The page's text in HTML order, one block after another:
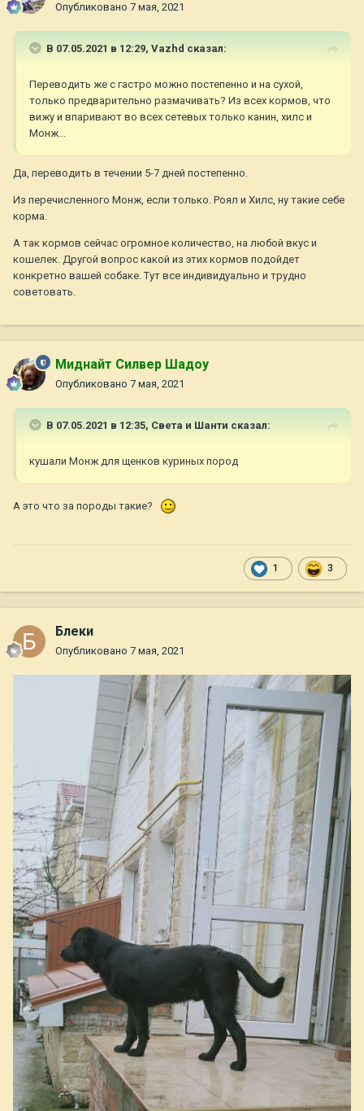
Опубликовано 7 мая, 2021
В 07.05.2021 в 12:29, Vazhd сказал:
Переводить же с гастро можно постепенно и на сухой,
только предварительно размачивать? Из всех кормов, что
вижу и впаривают во всех сетевых только канин, хилс и
Монж...
Да, переводить в течении 5-7 дней постепенно.
Из перечисленного Монж, если только. Роял и Хилс, ну такие себе
корма.
А так кормов сейчас огромное количество, на любой вкус и
кошелек. Другой вопрос какой из этих кормов подойдет
конкретно вашей собаке. Тут все индивидуально и трудно
советовать.
Миднайт Силвер Шадоу
Опубликовано 7 мая, 2021
В 07.05.2021 в 12:35, Света и Шанти сказал:
кушали Монж для щенков куриных пород
А это что за породы такие?
1 3
Блеки
Опубликовано 7 мая, 2021